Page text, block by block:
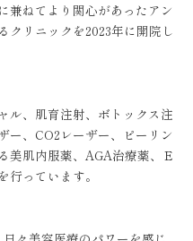
兼ねてより関心があったアン
クリニックを2023年に開院し
ル、肌育注射、ボトックス注
ー、CO2レーザー、ピーリン
美肌内服薬、AGA治療薬、Ｅ
っています。